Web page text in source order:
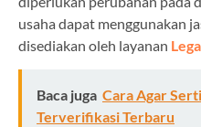
usaha dapat menggunakan
disediakan oleh layanan
Baca juga Cara Agar
Terverifikasi Terbaru